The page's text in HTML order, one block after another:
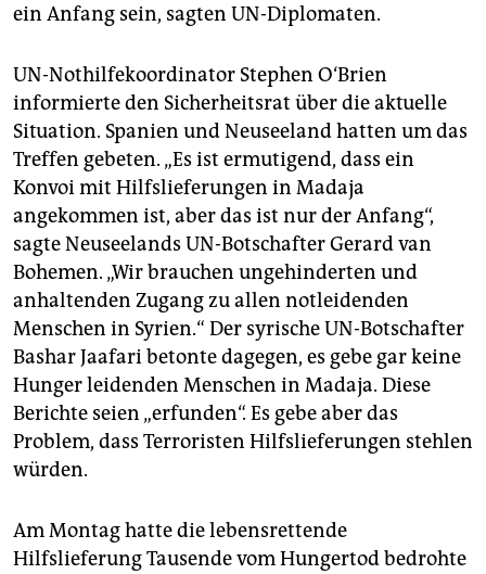
ein Anfang sein, sagten UN-Diplomaten.
UN-Nothilfekoordinator Stephen O‘Brien
informierte den Sicherheitsrat über die aktuelle
Situation. Spanien und Neuseeland hatten um das
Treffen gebeten. „Es ist ermutigend, dass ein
Konvoi mit Hilfslieferungen in Madaja
angekommen ist, aber das ist nur der Anfang“,
sagte Neuseelands UN-Botschafter Gerard van
Bohemen. „Wir brauchen ungehinderten und
anhaltenden Zugang zu allen notleidenden
Menschen in Syrien.“ Der syrische UN-Botschafter
Bashar Jaafari betonte dagegen, es gebe gar keine
Hunger leidenden Menschen in Madaja. Diese
Berichte seien „erfunden“. Es gebe aber das
Problem, dass Terroristen Hilfslieferungen stehlen
würden.
Am Montag hatte die lebensrettende
Hilfslieferung Tausende vom Hungertod bedrohte